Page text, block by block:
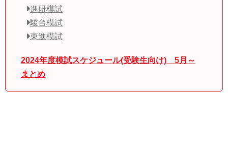
進研模試
駿台模試
東進模試
2024年度模試スケジュール(受験生向け) 5月～
まとめ